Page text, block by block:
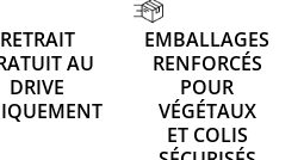
RETRAIT
AU
DRIVE
EMBALLAGES
RENFORCÉS
POUR
VÉGÉTAUX
ET COLIS